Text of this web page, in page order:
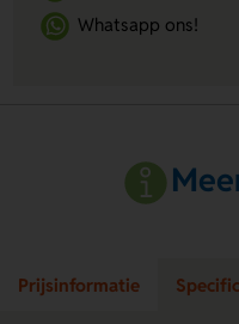
Whatsapp ons!
Prijsinformatie